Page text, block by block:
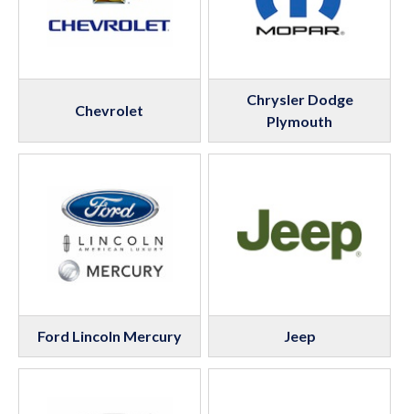
Chevrolet
Chrysler Dodge
Plymouth
Ford Lincoln Mercury Jeep